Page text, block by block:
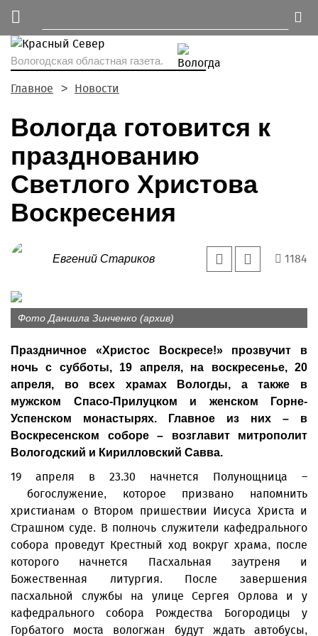
Вологодская областная газета.
Главное Новости
Вологда готовится к
празднованию
Светлого Христова
Воскресения
Евгений Стариков 1184
Фото Даниила Зинченко (архив)
Праздничное «Христос Воскресе!» прозвучит в
ночь с субботы, 19 апреля, на воскресенье, 20
апреля, во всех храмах Вологды, а также в
мужском Спасо-Прилуцком и женском Горне-
Успенском монастырях. Главное из них – в
Воскресенском соборе – возглавит митрополит
Вологодский и Кирилловский Савва.
19 апреля в 23.30 начнется Полунощница –
богослужение, которое призвано напомнить
христианам о Втором пришествии Иисуса Христа и
Страшном суде. В полночь служители кафедрального
собора проведут Крестный ход вокруг храма, после
которого начнется Пасхальная заутреня и
Божественная литургия. После завершения
пасхальной службы на улице Сергея Орлова и у
кафедрального собора Рождества Богородицы у
Горбатого моста вологжан будут ждать автобусы,